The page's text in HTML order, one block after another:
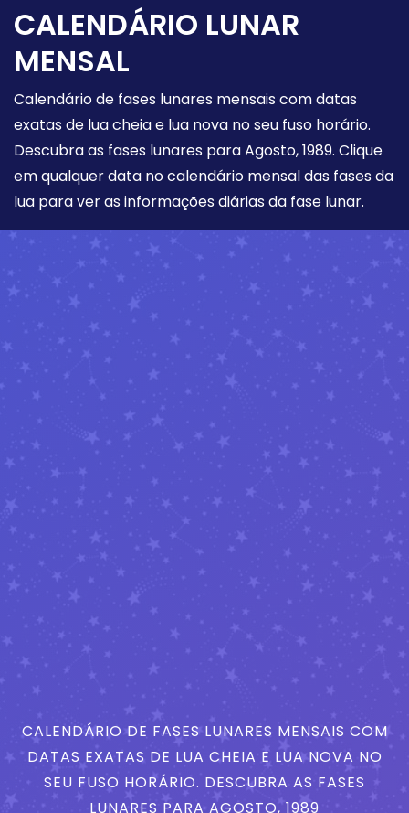
CALENDÁRIO LUNAR
MENSAL
Calendário de fases lunares mensais com datas
exatas de lua cheia e lua nova no seu fuso horário.
Descubra as fases lunares para Agosto, 1989. Clique
em qualquer data no calendário mensal das fases da
lua para ver as informações diárias da fase lunar.
CALENDÁRIO DE FASES LUNARES MENSAIS COM
DATAS EXATAS DE LUA CHEIA E LUA NOVA NO
SEU FUSO HORÁRIO. DESCUBRA AS FASES
LUNARES PARA AGOSTO, 1989